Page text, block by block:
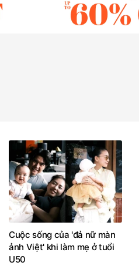
Cuộc sống của 'đả nữ màn
ảnh Việt' khi làm mẹ ở tuổi
U50